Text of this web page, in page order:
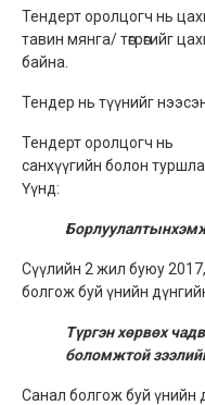
Тендерт оролцогч нь
тавин мянга/төгрөгийг
байна.
Тендер нь түүнийг нээсэн
Тендерт оролцогч нь
санхүүгийн болон
Үүнд:
Б
Сүүлийн 2 жил буюу
болгож буй үнийн
Түргэн хөрвөх
боломжтой
Санал болгож буй үнийн